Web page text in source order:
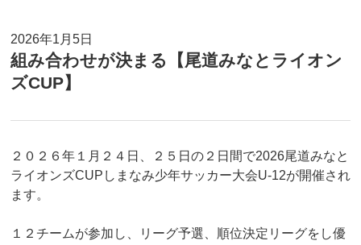
2026年1月5日
組み合わせが決まる【尾道みなとライオン
ズCUP】
２０２６年１月２４日、２５日の２日間で2026尾道みなと
ライオンズCUPしまなみ少年サッカー大会U-12が開催され
ます。
１２チームが参加し、リーグ予選、順位決定リーグをし優